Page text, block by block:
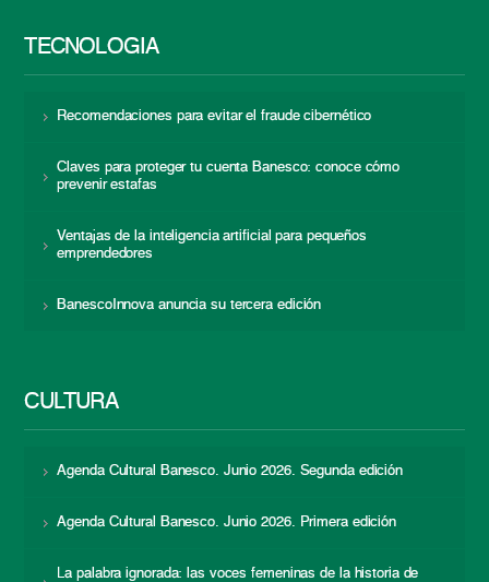
TECNOLOGÍA
Recomendaciones para evitar el fraude cibernético
Claves para proteger tu cuenta Banesco: conoce cómo
prevenir estafas
Ventajas de la inteligencia artificial para pequeños
emprendedores
BanescoInnova anuncia su tercera edición
CULTURA
Agenda Cultural Banesco. Junio 2026. Segunda edición
Agenda Cultural Banesco. Junio 2026. Primera edición
La palabra ignorada: las voces femeninas de la historia de